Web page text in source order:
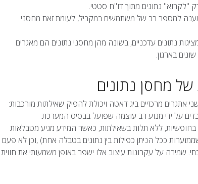
"לקרוא" נתונים מתוך דו"ח סטטי.
למספר רב של משתמשים במקביל, לעומת זאת מחסני
נתונים עדכניים, בשונה מהן מחסני נתונים הם מאגרים
בארגון.
מחסן נתונים
מרכזיים ביג דאטה ויכולת להפיק שאילתות מורכבות:
על ידי מנוע רב עוצמה שפועל בבסיס המערכת.
ללא תלות בשאילתות, כאשר המידע מגיע מטבלאות
ככל הניתן כפילות בין נתונים בטבלה אחת) ,וכן לא פעם
שמירה על עקרונות עיצוב אלו ישפר באופן משמעותי את חווית